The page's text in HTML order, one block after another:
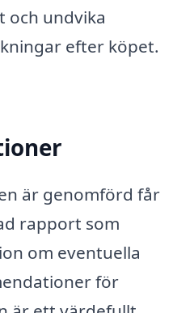
och undvika
efter köpet.
är genomförd får
rapport som
om eventuella
för